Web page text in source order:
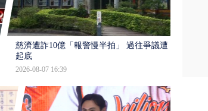
慈濟遭詐10億「報警慢半拍」 過往爭議遭
起底
2026-08-07 16:39